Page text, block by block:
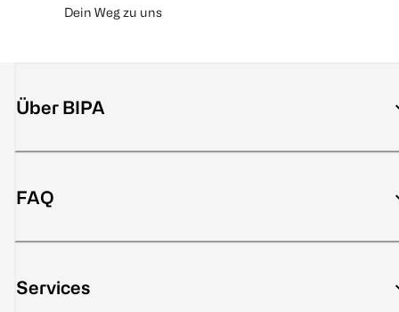
Dein Weg zu uns
Über BIPA
FAQ
Services